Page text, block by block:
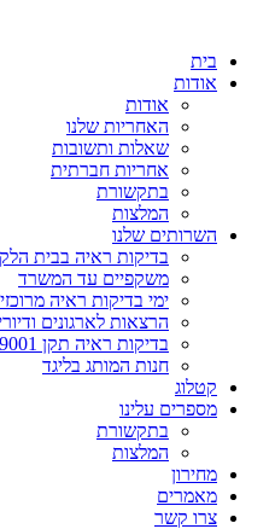
בית
אודות
אודות
האחריות שלנו
שאלות ותשובות
אחריות חברתית
בתקשורת
המלצות
השרותים שלנו
בדיקות ראיה בבית
משקפיים עד המשרד
ימי בדיקות ראיה
הרצאות לארגונים
בדיקות ראיה תקן ISO9001 למפעלים וחברות
חנות המותג בליגד
קטלוג
מספרים עלינו
בתקשורת
המלצות
מחירון
מאמרים
צרו קשר